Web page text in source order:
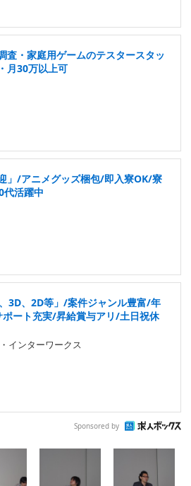
査・家庭用ゲームのテスタースタッ
月30万以上可
」/アニメグッズ梱包/即入寮OK/寮
活躍中
3D、2D等」/案件ジャンル豊富/年
ート充実/昇給賞与アリ/土日祝休
インターワークス
Sponsored by